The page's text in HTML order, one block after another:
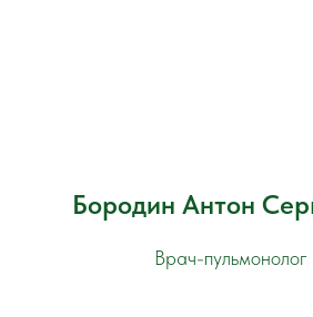
Бородин Антон
Врач-пульмонолог